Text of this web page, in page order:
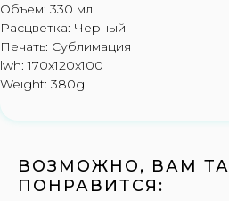
Объем: 330 мл
Расцветка: Черный
Печать: Сублимация
lwh: 170x120x100
Weight: 380g
ВОЗМОЖНО, ВАМ
ПОНРАВИТСЯ: